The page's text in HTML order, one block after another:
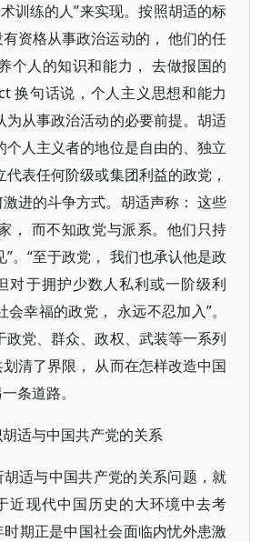
训练的人”来实现。按照胡适的标
资格从事政治运动的， 他们的任
个人的知识和能力， 去做报国的
换句话说，个人主义思想和能力
为从事政治活动的必要前提。胡适
个人主义者的地位是自由的、独立
表任何阶级或集团利益的政党，
进的斗争方式。胡适声称： 这些
， 而不知政党与派系。他们只持
。“至于政党， 我们也承认他是政
对于拥护少数人私利或一阶级利
幸福的政党， 永远不忍加入”。
政党、群众、政权、武装等一系列
清了界限， 从而在怎样改造中国
条道路。
适与中国共产党的关系
适与中国共产党的关系问题，就
近现代中国历史的大环境中去考
期正是中国社会面临内忧外患激